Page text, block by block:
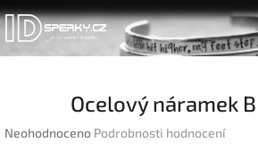
Přejít
na
obsah
Ocelový náramek
Průměrné
Neohodnoceno Podrobnosti hodnocení